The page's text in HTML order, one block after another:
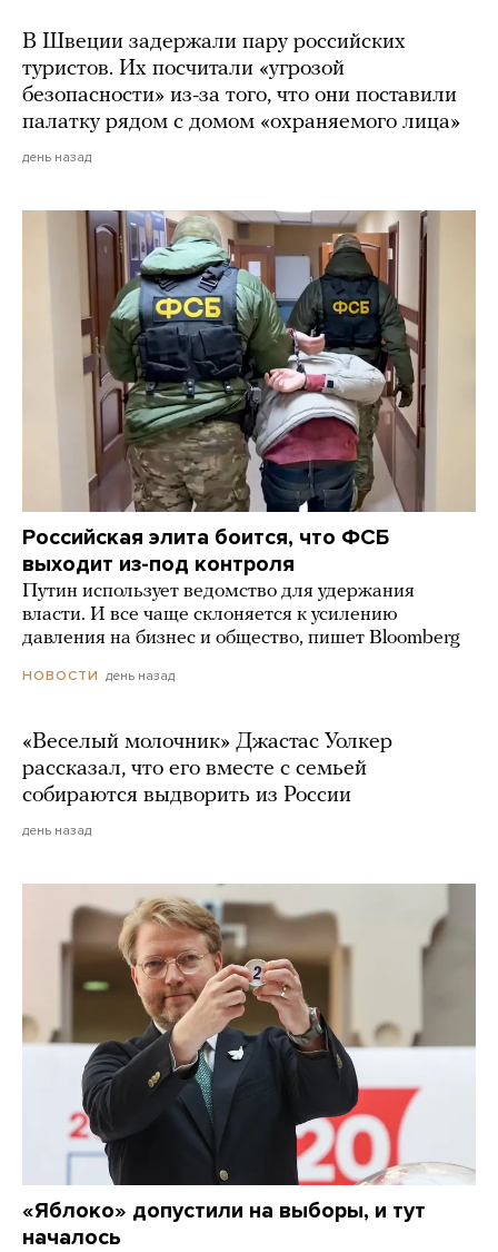
В Швеции задержали пару российских
туристов. Их посчитали «угрозой
безопасности» из-за того, что они поставили
палатку рядом с домом «охраняемого лица»
день назад
Российская элита боится, что ФСБ
выходит из-под контроля
Путин использует ведомство для удержания
власти. И все чаще склоняется к усилению
давления на бизнес и общество, пишет Bloomberg
НОВОСТИ день назад
«Веселый молочник» Джастас Уолкер
рассказал, что его вместе с семьей
собираются выдворить из России
день назад
«Яблоко» допустили на выборы, и тут
началось